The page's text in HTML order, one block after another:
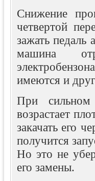
Снижение
четвертой
зажать педаль
машина
имеются и
При сильном
возрастает
закачать его
получится
Но это не
его замены.